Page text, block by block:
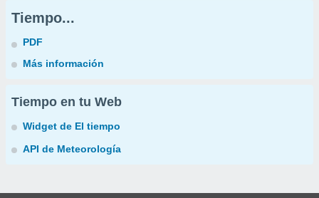
Tiempo...
PDF
Más información
Tiempo en tu Web
Widget de El tiempo
API de Meteorología